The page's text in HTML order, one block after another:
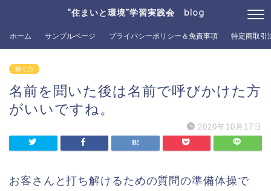
“住まいと環境”学習実践会 blog
ホーム サンプルページ プライバシーポリシー＆免責事項 特定商取引
稼ぐ力
名前を聞いた後は名前で呼びかけた方
がいいですね。
2020年10月17日
お客さんと打ち解けるための質問の準備体操で